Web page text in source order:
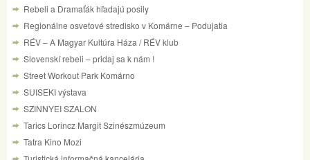
Rebeli a Dramaťák hľadajú posily
Regionálne osvetové stredisko v Komárne – Podujatia
RÉV – A Magyar Kultúra Háza / RÉV klub
Slovenskí rebeli – pridaj sa k nám !
Street Workout Park Komárno
SUISEKI výstava
SZINNYEI SZALON
Tarics Lorincz Margit Szinészmúzeum
Tatra Kino Mozi